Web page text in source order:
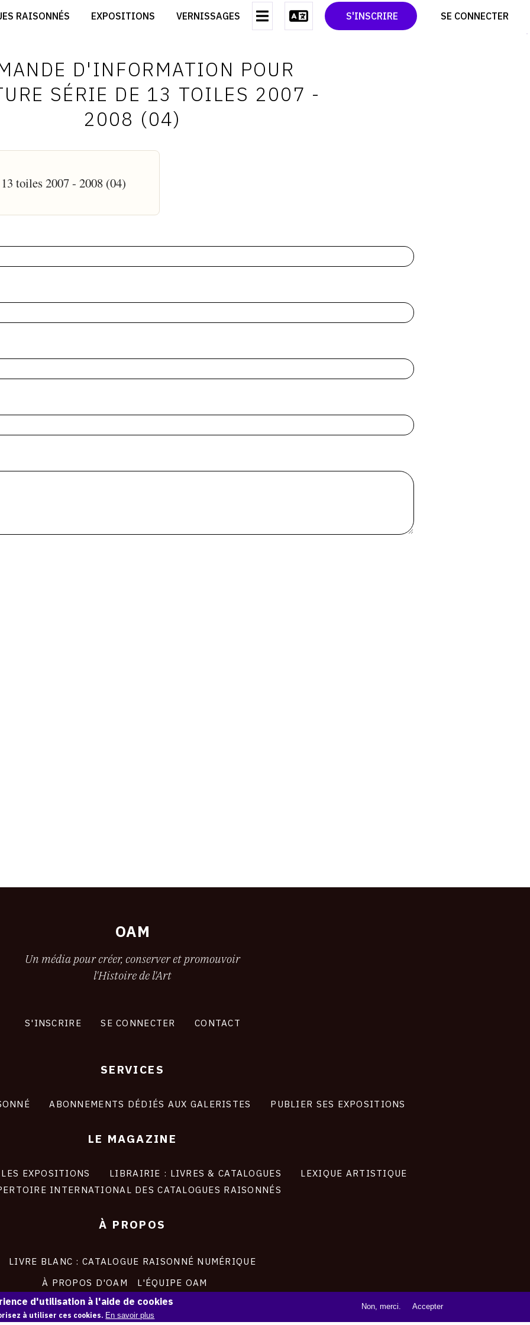
RAISONNÉS EXPOSITIONS VERNISSAGES S'INSCRIRE SE CONNECTER
CRÉER SON CATALOGUE D'EXPO
DEVENIR CONTRIBUTEUR
CONTACT
CGU
TWITTER
PINTEREST
D'INFORMATION POUR
SÉRIE DE 13 TOILES 2007 -
2008 (04)
toiles 2007 - 2008 (04)
OAM
Un média pour créer, conserver et promouvoir
l'Histoire de l'Art
S'INSCRIRE SE CONNECTER CONTACT
SERVICES
ABONNEMENTS DÉDIÉS AUX GALERISTES PUBLIER SES EXPOSITIONS
LE MAGAZINE
LES EXPOSITIONS LIBRAIRIE : LIVRES & CATALOGUES
LEXIQUE ARTISTIQUE
INTERNATIONAL DES CATALOGUES RAISONNÉS
À PROPOS
LIVRE BLANC : CATALOGUE RAISONNÉ NUMÉRIQUE
À PROPOS D'OAM
L'ÉQUIPE OAM
INSTAGRAM
FACEBOOK
d'utilisation à l'aide de cookies
à utiliser ces cookies. En savoir plus
Non, merci. Accepter